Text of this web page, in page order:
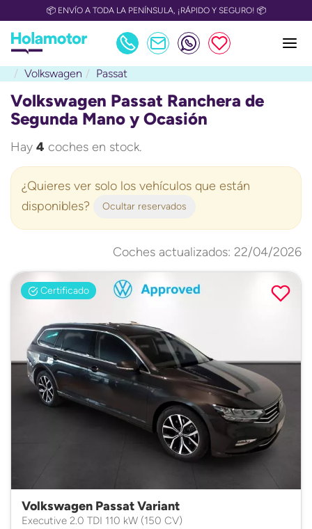
📦 ENVÍO A TODA LA PENÍNSULA, ¡RÁPIDO Y SEGURO! 📦
Volkswagen Passat
Volkswagen Passat Ranchera de
Segunda Mano y Ocasión
Hay 4 coches en stock.
¿Quieres ver solo los vehículos que están
disponibles?
Ocultar reservados
Coches actualizados: 22/04/2026
Certificado
Volkswagen Passat Variant
Executive 2.0 TDI 110 kW (150 CV)